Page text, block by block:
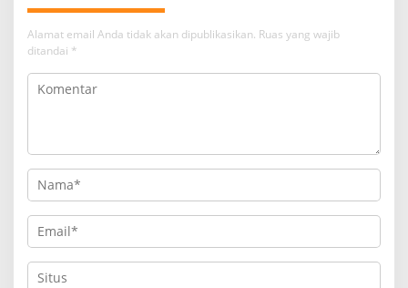
Alamat email Anda tidak akan dipublikasikan. Ruas yang wajib
ditandai *